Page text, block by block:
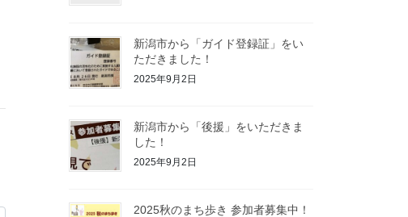
新潟市から「ガイド登録証」をい
ただきました！
2025年9月2日
新潟市から「後援」をいただきま
した！
2025年9月2日
2025秋のまち歩き 参加者募集中！